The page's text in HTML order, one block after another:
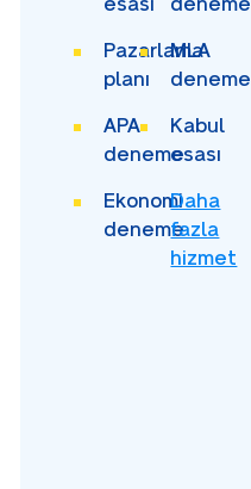
Pazarlama
planı
MLA
deneme
APA
deneme
Kabul
esası
Ekonomi
deneme
Daha
fazla
hizmet